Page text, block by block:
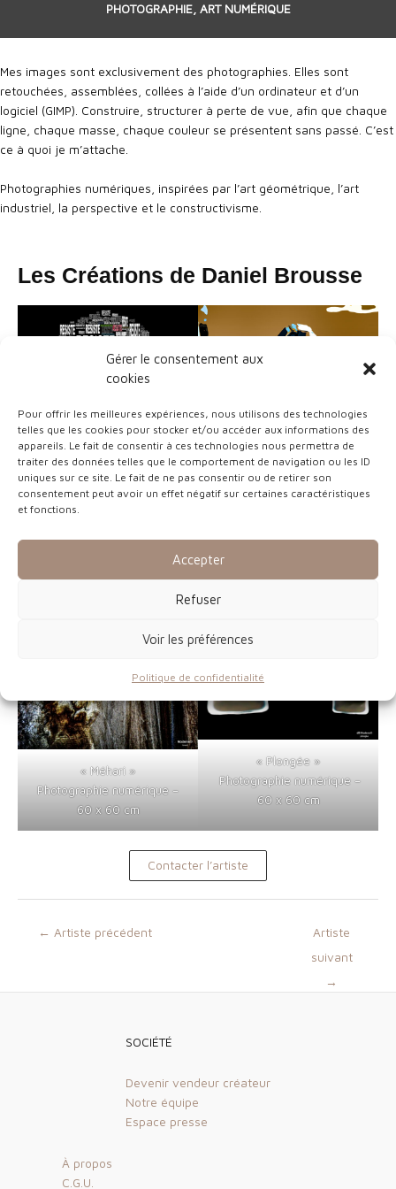
Gérer le consentement aux
cookies
Pour offrir les meilleures expériences, nous utilisons des technologies
telles que les cookies pour stocker et/ou accéder aux informations des
appareils. Le fait de consentir à ces technologies nous permettra de
traiter des données telles que le comportement de navigation ou les ID
uniques sur ce site. Le fait de ne pas consentir ou de retirer son
consentement peut avoir un effet négatif sur certaines caractéristiques
et fonctions.
Accepter
Refuser
Voir les préférences
Politique de confidentialité
PHOTOGRAPHIE, ART NUMÉRIQUE
Mes images sont exclusivement des photographies. Elles sont
retouchées, assemblées, collées à l’aide d’un ordinateur et d’un
logiciel (GIMP). Construire, structurer à perte de vue, afin que chaque
ligne, chaque masse, chaque couleur se présentent sans passé. C’est
ce à quoi je m’attache.
Photographies numériques, inspirées par l’art géométrique, l’art
industriel, la perspective et le constructivisme.
Les Créations de Daniel Brousse
« Arbres des Résistants »
« Méhari »
Photographie numérique –
60 x 60 cm
« Plongée »
Photographie numérique –
60 x 60 cm
Contacter l’artiste
Navigation
← Artiste précédent
Artiste
suivant
→
SOCIÉTÉ
Devenir vendeur créateur
Notre équipe
Espace presse
À propos
C.G.U.